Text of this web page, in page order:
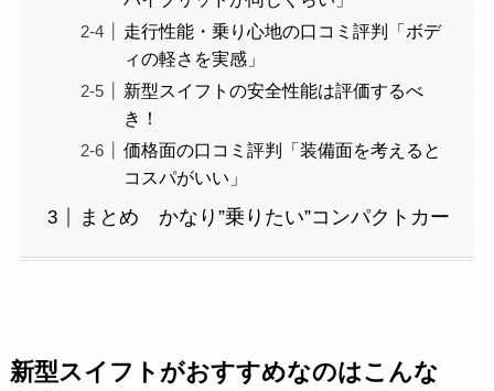
走行性能・乗り心地の口コミ評判「ボデ
ィの軽さを実感」
新型スイフトの安全性能は評価するべ
き！
価格面の口コミ評判「装備面を考えると
コスパがいい」
まとめ かなり”乗りたい”コンパクトカー
新型スイフトがおすすめなのはこんな